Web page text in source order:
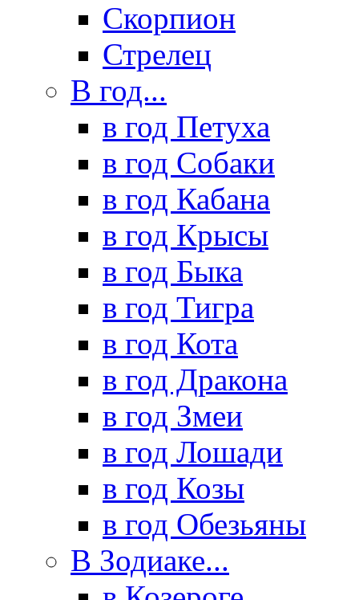
Скорпион
Стрелец
В год...
в год Петуха
в год Собаки
в год Кабана
в год Крысы
в год Быка
в год Тигра
в год Кота
в год Дракона
в год Змеи
в год Лошади
в год Козы
в год Обезьяны
В Зодиаке...